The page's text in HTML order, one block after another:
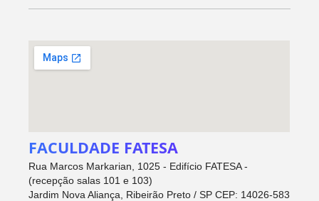
FACULDADE FATESA
Rua Marcos Markarian, 1025 - Edifício FATESA -
(recepção salas 101 e 103)
Jardim Nova Aliança, Ribeirão Preto / SP CEP: 14026-583